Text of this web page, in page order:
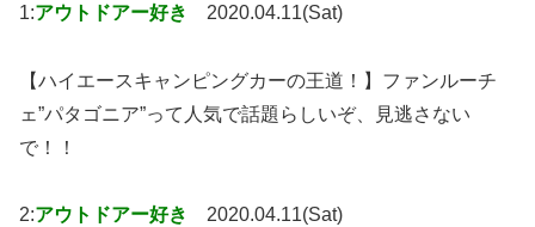
1:アウトドアー好き 2020.04.11(Sat)
【ハイエースキャンピングカーの王道！】ファンルーチ
ェ”パタゴニア”って人気で話題らしいぞ、見逃さない
で！！
2:アウトドアー好き 2020.04.11(Sat)